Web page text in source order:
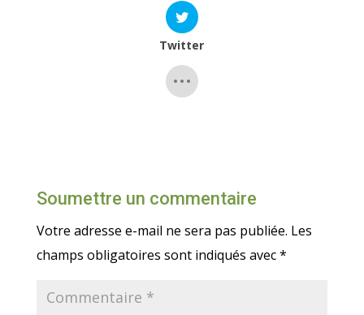
Twitter
Soumettre un commentaire
Votre adresse e-mail ne sera pas publiée. Les
champs obligatoires sont indiqués avec*